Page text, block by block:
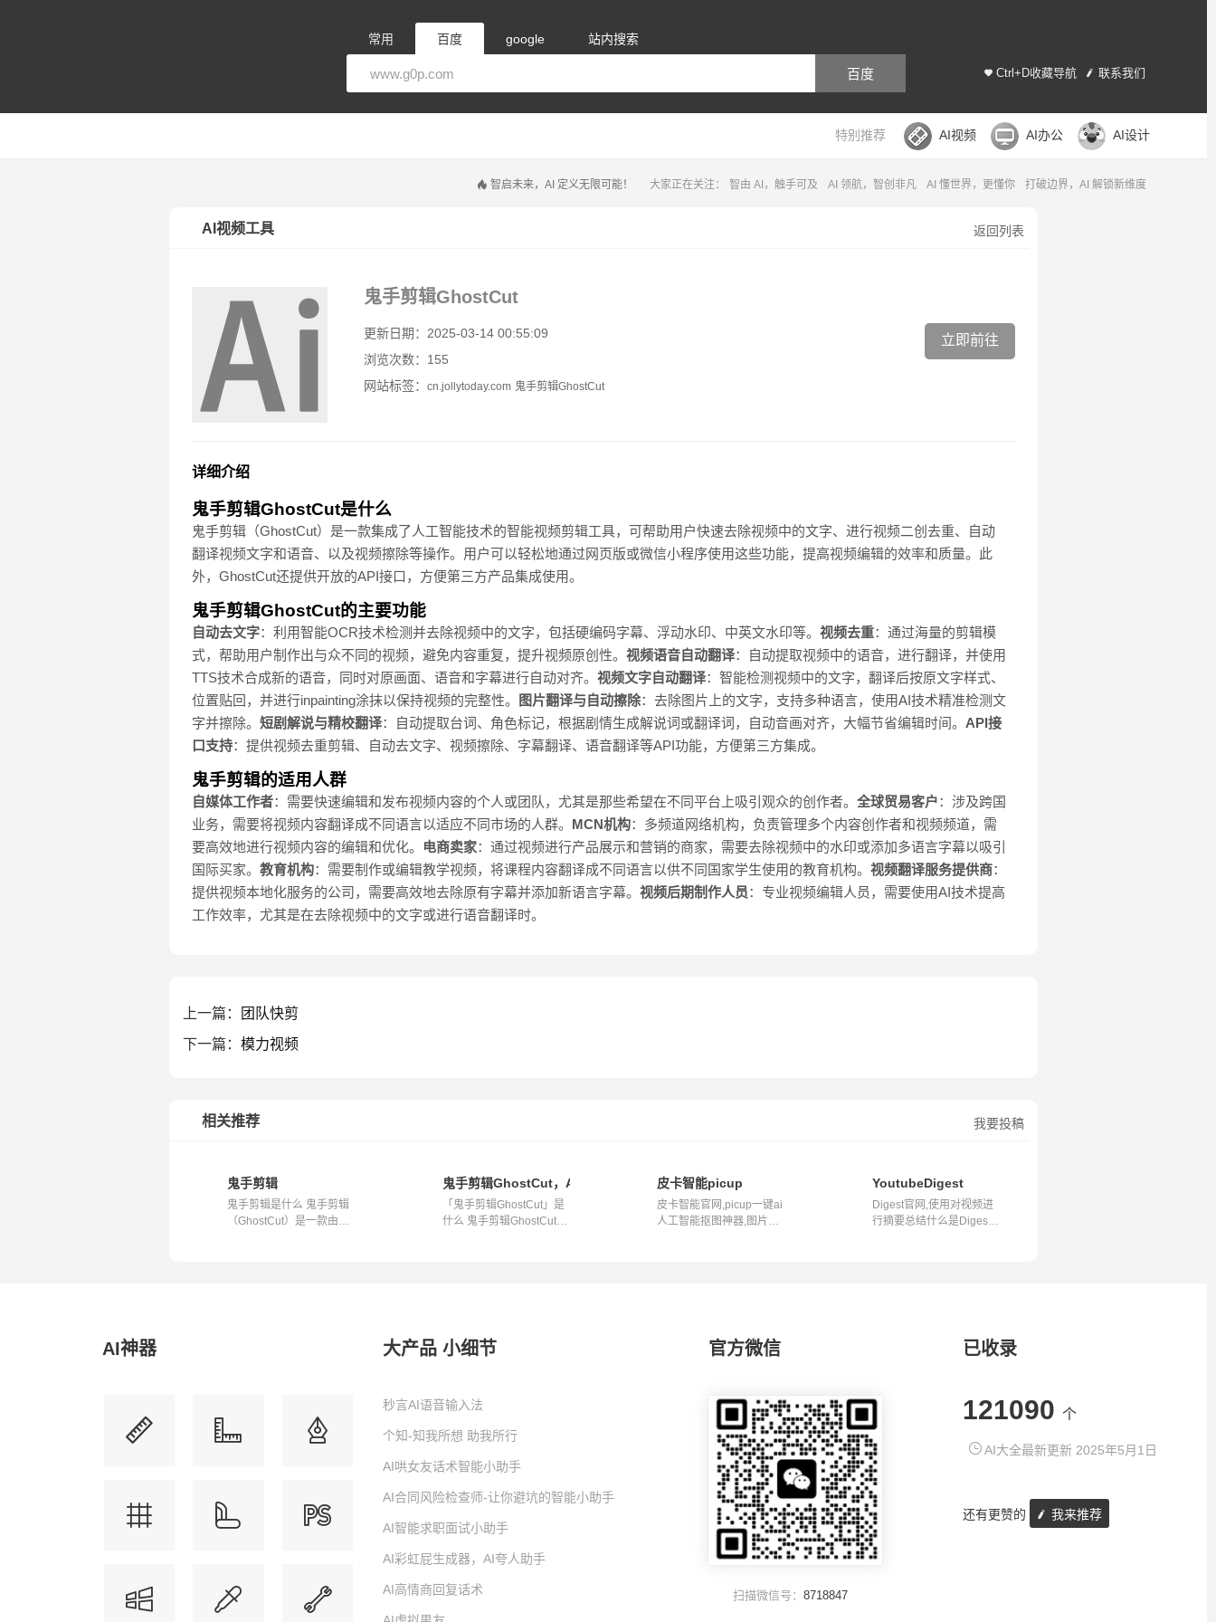
常用 百度 google 站内搜索
Ctrl+D收藏导航 联系我们
百度
特别推荐 AI视频 AI办公 AI设计
大家正在关注： 智由 AI，触手可及 AI 领航，智创非凡 AI 懂世界，更懂你 打破边界，AI 解锁新维度
智启未来，AI 定义无限可能！
返回列表
AI视频工具
鬼手剪辑GhostCut
更新日期：2025-03-14 00:55:09
浏览次数：155
网站标签： cn.jollytoday.com 鬼手剪辑GhostCut
立即前往
详细介绍
鬼手剪辑GhostCut是什么
鬼手剪辑（GhostCut）是一款集成了人工智能技术的智能视频剪辑工具，可帮助用户快速去除视频中的文字、进行视频二创去重、自动
翻译视频文字和语音、以及视频擦除等操作。用户可以轻松地通过网页版或微信小程序使用这些功能，提高视频编辑的效率和质量。此
外，GhostCut还提供开放的API接口，方便第三方产品集成使用。
鬼手剪辑GhostCut的主要功能
自动去文字：利用智能OCR技术检测并去除视频中的文字，包括硬编码字幕、浮动水印、中英文水印等。 视频去重：通过海量的剪辑模
式，帮助用户制作出与众不同的视频，避免内容重复，提升视频原创性。 视频语音自动翻译：自动提取视频中的语音，进行翻译，并使用
TTS技术合成新的语音，同时对原画面、语音和字幕进行自动对齐。 视频文字自动翻译：智能检测视频中的文字，翻译后按原文字样式、
位置贴回，并进行inpainting涂抹以保持视频的完整性。
图片翻译与自动擦除：去除图片上的文字，支持多种语言，使用AI技术精准检测文
字并擦除。 短剧解说与精校翻译：自动提取台词、角色标记，根据剧情生成解说词或翻译词，自动音画对齐，大幅节省编辑时间。 API接
口支持：提供视频去重剪辑、自动去文字、视频擦除、字幕翻译、语音翻译等API功能，方便第三方集成。
鬼手剪辑的适用人群
自媒体工作者：需要快速编辑和发布视频内容的个人或团队，尤其是那些希望在不同平台上吸引观众的创作者。 全球贸易客户：涉及跨国
业务，需要将视频内容翻译成不同语言以适应不同市场的人群。 MCN机构：多频道网络机构，负责管理多个内容创作者和视频频道，需
要高效地进行视频内容的编辑和优化。
电商卖家：通过视频进行产品展示和营销的商家，需要去除视频中的水印或添加多语言字幕以吸引
国际买家。 教育机构：需要制作或编辑教学视频，将课程内容翻译成不同语言以供不同国家学生使用的教育机构。 视频翻译服务提供商：
提供视频本地化服务的公司，需要高效地去除原有字幕并添加新语言字幕。 视频后期制作人员：专业视频编辑人员，需要使用AI技术提高
工作效率，尤其是在去除视频中的文字或进行语音翻译时。
上一篇：
团队快剪
下一篇： 模力视频
我要投稿
相关推荐
鬼手剪辑
鬼手剪辑是什么 鬼手剪辑
（GhostCut）是一款由专
鬼手剪辑GhostCut，AI助力视频创作
「鬼手剪辑GhostCut」是
什么 鬼手剪辑GhostCut是
皮卡智能picup
皮卡智能官网,picup一键ai
人工智能抠图神器,图片视
YoutubeDigest
Digest官网,使用对视频进
行摘要总结什么是Digest?
AI神器 大产品 小细节
秒言AI语音输入法
个知-知我所想 助我所行
AI哄女友话术智能小助手
AI合同风险检查师-让你避坑的智能小助手
AI智能求职面试小助手
AI彩虹屁生成器，AI夸人助手
AI高情商回复话术
官方微信
扫描微信号：8718847
已收录
121090 个
AI大全最新更新 2025年5月1日
还有更赞的 我来推荐